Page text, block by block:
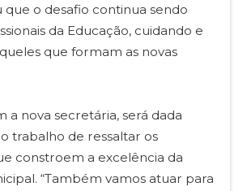
que o desafio continua sendo
da Educação, cuidando e
que formam as novas
a nova secretária, será dada
trabalho de ressaltar os
constroem a excelência da
“Também vamos atuar para